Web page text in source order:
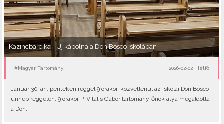
Kazincbarcika - Új kápolna a Don Bosco Iskolában
#Magyar Tartomány 2026-02-02, Hétfő
Január 30-án, pénteken reggel 9 órakor, közvetlenül az iskolai Don Bosco
ünnep reggelén, 9 órakor P. Vitális Gábor tartományfőnök atya megáldotta
a Don..